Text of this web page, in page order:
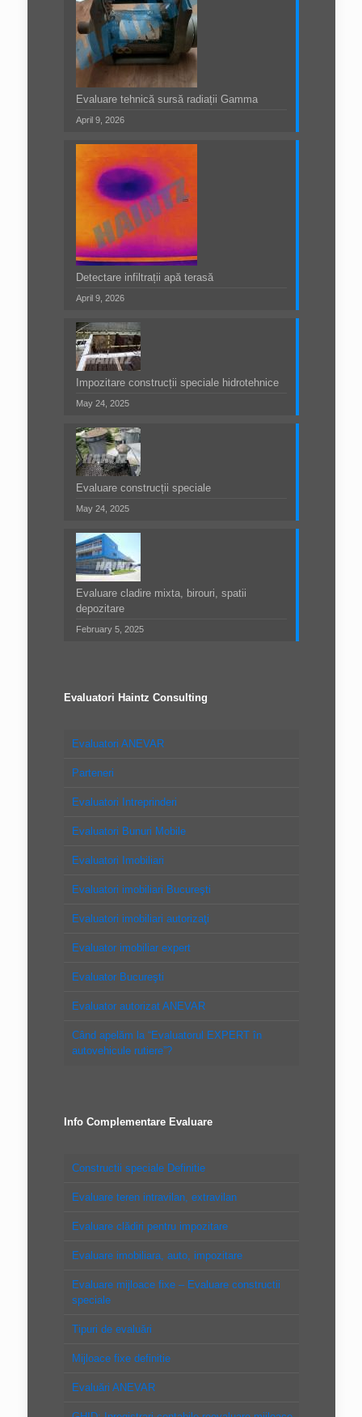
Evaluare tehnică sursă radiații Gamma
April 9, 2026
Detectare infiltrații apă terasă
April 9, 2026
Impozitare construcții speciale hidrotehnice
May 24, 2025
Evaluare construcții speciale
May 24, 2025
Evaluare cladire mixta, birouri, spatii
depozitare
February 5, 2025
Evaluatori Haintz Consulting
Evaluatori ANEVAR
Parteneri
Evaluatori Intreprinderi
Evaluatori Bunuri Mobile
Evaluatori Imobiliari
Evaluatori imobiliari Bucureşti
Evaluatori imobiliari autorizaţi
Evaluator imobiliar expert
Evaluator Bucureşti
Evaluator autorizat ANEVAR
Când apelăm la “Evaluatorul EXPERT în
autovehicule rutiere”?
Info Complementare Evaluare
Constructii speciale Definitie
Evaluare teren intravilan, extravilan
Evaluare clădiri pentru impozitare
Evaluare imobiliara, auto, impozitare
Evaluare mijloace fixe – Evaluare constructii
speciale
Tipuri de evaluări
Mijloace fixe definitie
Evaluări ANEVAR